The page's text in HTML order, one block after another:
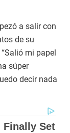
a salir con
de su
mi papel
súper
decir nada